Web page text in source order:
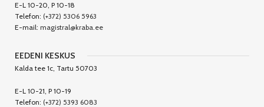
E-L 10-20, P 10-18
Telefon: (+372) 5306 5963
E-mail: magistral@kraba.ee
EEDENI KESKUS
Kalda tee 1c, Tartu 50703
E-L 10-21, P 10-19
Telefon: (+372) 5393 6083